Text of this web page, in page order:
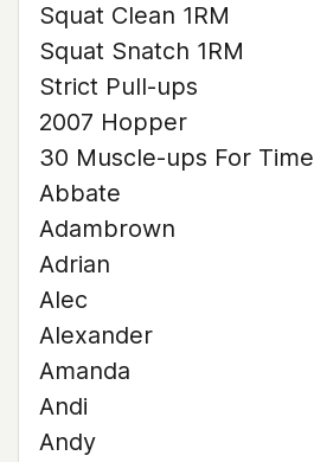
Squat Clean 1RM
Squat Snatch 1RM
Strict Pull-ups
2007 Hopper
30 Muscle-ups For Time
Abbate
Adambrown
Adrian
Alec
Alexander
Amanda
Andi
Andy